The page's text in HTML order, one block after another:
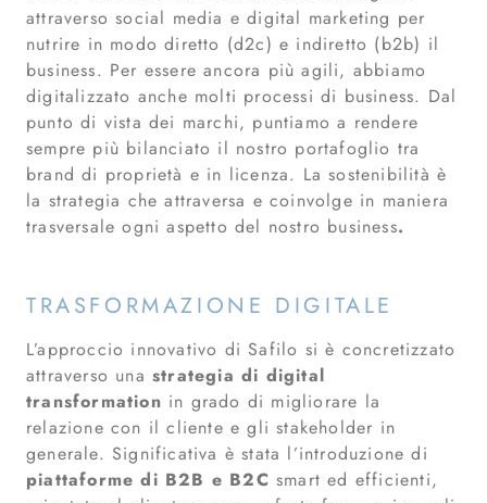
attraverso social media e digital marketing per
nutrire in modo diretto (d2c) e indiretto (b2b) il
business. Per essere ancora più agili, abbiamo
digitalizzato anche molti processi di business. Dal
punto di vista dei marchi, puntiamo a rendere
sempre più bilanciato il nostro portafoglio tra
brand di proprietà e in licenza. La sostenibilità è
la strategia che attraversa e coinvolge in maniera
trasversale ogni aspetto del nostro business.
TRASFORMAZIONE DIGITALE
L’approccio innovativo di Safilo si è concretizzato
attraverso una strategia di digital
transformation in grado di migliorare la
relazione con il cliente e gli stakeholder in
generale. Significativa è stata l’introduzione di
piattaforme di B2B e B2C smart ed efficienti,